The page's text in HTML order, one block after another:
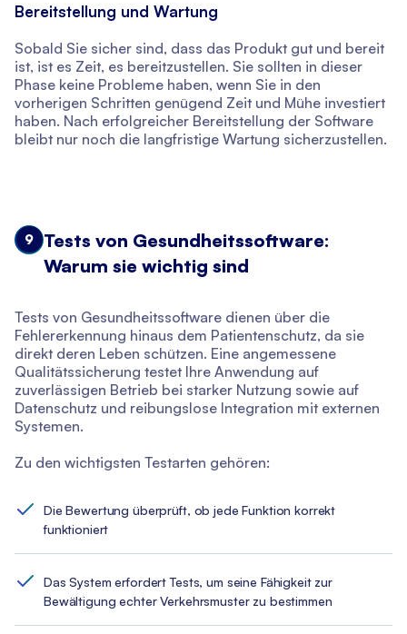
Bereitstellung und Wartung
Sobald Sie sicher sind, dass das Produkt gut und bereit
ist, ist es Zeit, es bereitzustellen. Sie sollten in dieser
Phase keine Probleme haben, wenn Sie in den
vorherigen Schritten genügend Zeit und Mühe investiert
haben. Nach erfolgreicher Bereitstellung der Software
bleibt nur noch die langfristige Wartung sicherzustellen.
9
Tests von Gesundheitssoftware:
Warum sie wichtig sind
Tests von Gesundheitssoftware dienen über die
Fehlererkennung hinaus dem Patientenschutz, da sie
direkt deren Leben schützen. Eine angemessene
Qualitätssicherung testet Ihre Anwendung auf
zuverlässigen Betrieb bei starker Nutzung sowie auf
Datenschutz und reibungslose Integration mit externen
Systemen.
Zu den wichtigsten Testarten gehören:
Die Bewertung überprüft, ob jede Funktion korrekt
funktioniert
Das System erfordert Tests, um seine Fähigkeit zur
Bewältigung echter Verkehrsmuster zu bestimmen